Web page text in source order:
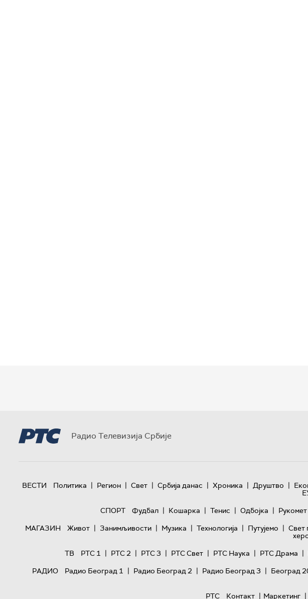
Радио Телевизија Србије
ВЕСТИ Политика | Регион | Свет | Србија данас | Хроника | Друштво |
СПОРТ
Фудбал | Кошарка | Тенис | Одбојка | Рукомет
МАГАЗИН
Живот | Занимљивости | Музика | Технологијa | Путујемо | Свет
ТВ
РТС 1 | РТС 2 | РТС 3 | РТС Свет | РТС Наука | РТС Драма |
РАДИО
Радио Београд 1 | Радио Београд 2 | Радио Београд 3 | Београд
РТС
Контакт | Маркетинг |